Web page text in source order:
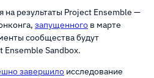
на результаты Project Ensemble —
запущенного в марте
сообщества будут
Ensemble Sandbox.
завершило исследование